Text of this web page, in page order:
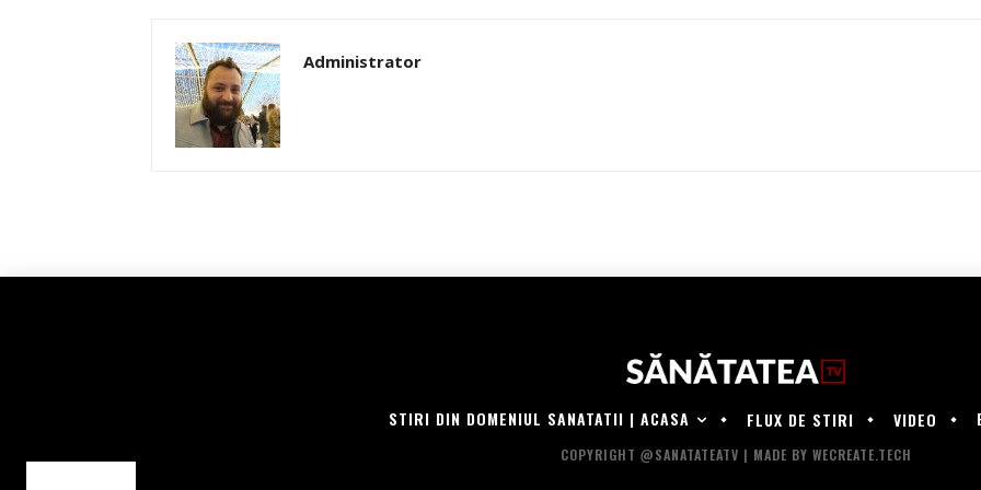
Administrator
STIRI DIN DOMENIUL SANATATII | ACASA FLUX DE STIRI VIDEO
COPYRIGHT @SANATATEATV | MADE BY WECREATE.TECH